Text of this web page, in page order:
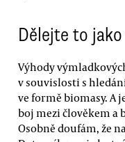
Dělejte to
Výhody
v souvislosti s
ve formě biomasy. A
boj mezi člověkem a
Osobně doufám, že